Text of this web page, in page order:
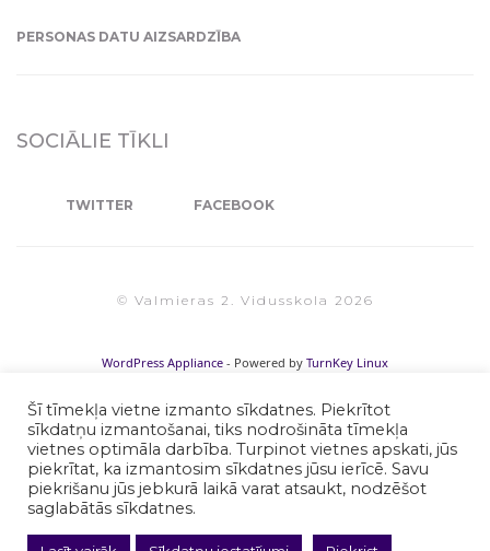
PERSONAS DATU AIZSARDZĪBA
SOCIĀLIE TĪKLI
TWITTER FACEBOOK
© Valmieras 2. Vidusskola 2026
Šī tīmekļa vietne izmanto sīkdatnes. Piekrītot
sīkdatņu izmantošanai, tiks nodrošināta tīmekļa
vietnes optimāla darbība. Turpinot vietnes apskati, jūs
piekrītat, ka izmantosim sīkdatnes jūsu ierīcē. Savu
piekrišanu jūs jebkurā laikā varat atsaukt, nodzēšot
saglabātās sīkdatnes.
WordPress Appliance - Powered by TurnKey Linux